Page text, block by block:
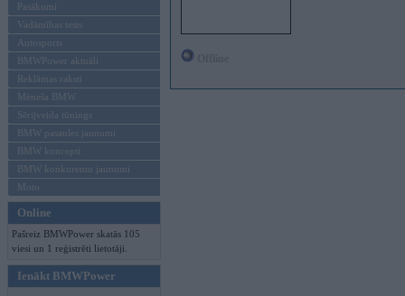
Pasākumi
Vadāmības tests
Autosports
BMWPower aktuāli
Reklāmas raksti
Mēneša BMW
Sērijveida tūnings
BMW pasaules jaunumi
BMW koncepti
BMW konkurentu jaunumi
Moto
Online
Pašreiz BMWPower skatās 105
viesi un 1 reģistrēti lietotāji.
Ienākt BMWPower